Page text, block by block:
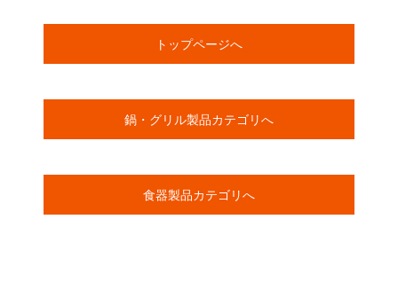
トップページへ
鍋・グリル製品カテゴリへ
食器製品カテゴリへ